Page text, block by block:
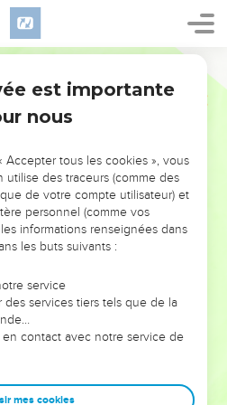
L’ÉVÉNEMENT
!
VOUS ÉVITER LES
?
voit moins les doutes, les erreurs
ont traversés, alors même que ce
les ont façonnés.
entrepreneurs, et responsables
de sagesse afin que leurs erreurs
est importante
nous
Accepter tous les cookies », vous
des traceurs (comme des
de votre compte utilisateur) et
personnel (comme vos
informations renseignées dans
les buts suivants :
service
services tiers tels que de la
contact avec notre service de
mes cookies